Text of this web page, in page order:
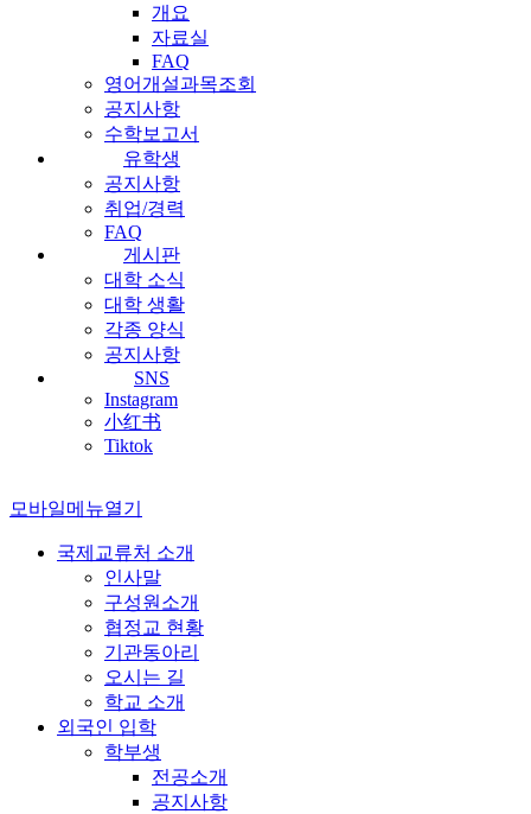
개요
자료실
FAQ
영어개설과목조회
공지사항
수학보고서
유학생
공지사항
취업/경력
FAQ
게시판
대학 소식
대학 생활
각종 양식
공지사항
SNS
Instagram
小红书
Tiktok
모바일메뉴열기
국제교류처 소개
인사말
구성원소개
협정교 현황
기관동아리
오시는 길
학교 소개
외국인 입학
학부생
전공소개
공지사항